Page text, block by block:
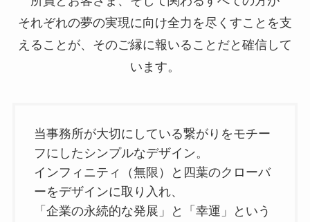
それぞれの夢の実現に向け全⼒を尽くすことを⽀
えることが、そのご縁に報いることだと確信して
います。
当事務所が⼤切にしている繋がりをモチー
フにしたシンプルなデザイン。
インフィニティ（無限）と四葉のクローバ
ーをデザインに取り⼊れ、
「企業の永続的な発展」と「幸運」という